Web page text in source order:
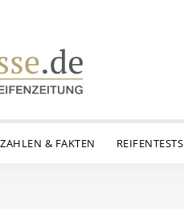
ZAHLEN & FAKTEN REIFENTESTS